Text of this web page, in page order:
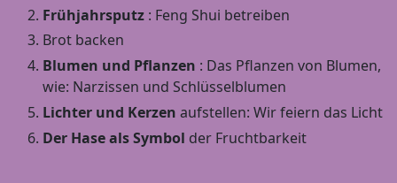
Frühjahrsputz : Feng Shui betreiben
Brot backen
Blumen und Pflanzen : Das Pflanzen von Blumen,
wie: Narzissen und Schlüsselblumen
Lichter und Kerzen aufstellen: Wir feiern das Licht
Der Hase als Symbol der Fruchtbarkeit